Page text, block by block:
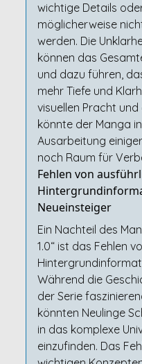
wichtige Details
möglicherweise
werden. Die
können das
und dazu führen,
mehr Tiefe und
visuellen Pracht
könnte der Manga
Ausarbeitung
noch Raum für
Fehlen von
Neueinsteiger
Ein Nachteil des
1.0“ ist das Fehlen
Während die
der Serie
könnten Neulinge
in das komplexe
einzufinden. Das